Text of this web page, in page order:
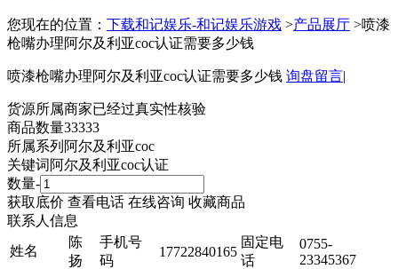
您现在的位置： 下载和记娱乐-和记娱乐游戏 >产品展厅 >喷漆
枪嘴办理阿尔及利亚coc认证需要多少钱
喷漆枪嘴办理阿尔及利亚coc认证需要多少钱 询盘留言|
货源所属商家已经过真实性核验
商品数量33333
所属系列 阿尔及利亚coc
关键词 阿尔及利亚coc认证
数量-
获取底价 查看电话 在线咨询 收藏商品
联系人信息
姓名
陈
扬
手机号
码
17722840165
固定电
话
0755-
23345367